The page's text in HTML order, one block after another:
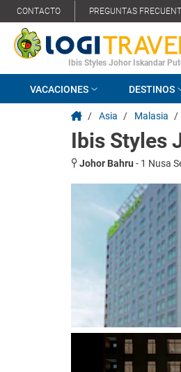
CONTACTO PREGUNTAS
Ibis Styles Johor Iskandar
VACACIONES DESTINOS
/ Asia / Malasia /
Ibis Styles
Johor Bahru - 1 Nusa